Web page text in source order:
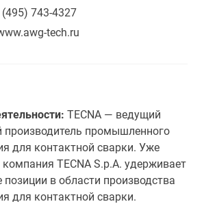
(495) 743-4327
tech.ru
TECNA — ведущий
производитель промышленного
для контактной сварки. Уже
компания TECNA S.p.A. удерживает
в области производства
для контактной сварки.